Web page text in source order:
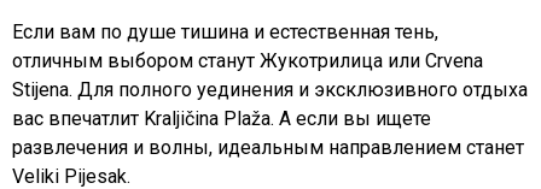
Если вам по душе тишина и естественная тень,
отличным выбором станут Жукотрилица или Crvena
Stijena. Для полного уединения и эксклюзивного отдыха
вас впечатлит Kraljičina Plaža. А если вы ищете
развлечения и волны, идеальным направлением станет
Veliki Pijesak.